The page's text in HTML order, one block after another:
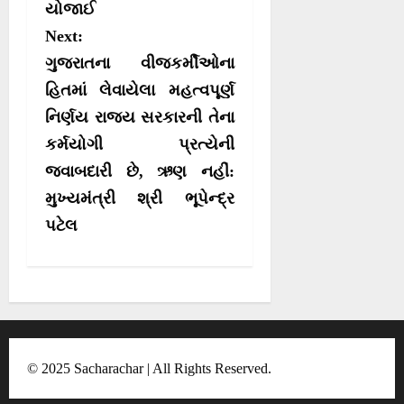
a
t
i
o
n
યોજાઈ
Next:
ગુજરાતના વીજકર્મીઓના
હિતમાં લેવાયેલા મહત્વપૂર્ણ
નિર્ણય રાજ્ય સરકારની તેના
કર્મયોગી પ્રત્યેની
જવાબદારી છે, ઋણ નહીં:
મુખ્યમંત્રી શ્રી ભૂપેન્દ્ર
પટેલ
© 2025 Sacharachar | All Rights Reserved.